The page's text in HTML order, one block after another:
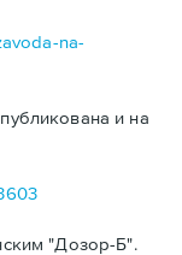
na-
и на
"Дозор-Б".